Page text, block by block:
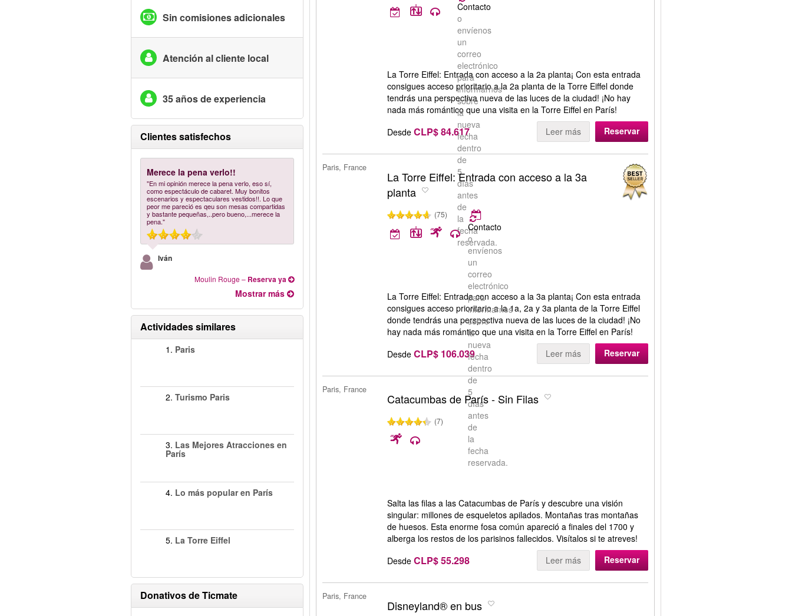
Sin comisiones adicionales
Atención al cliente local
35 años de experiencia
Clientes satisfechos
Merece la pena verlo!!
"En mi opinión merece la pena verlo, eso sí,
como espectáculo de cabaret. Muy bonitos
escenarios y espectaculares vestidos!!. Lo que
peor me pareció es qeu son mesas compartidas
y bastante pequeñas,..pero bueno,...merece la
pena."
Iván
Moulin Rouge– Reserva ya
Mostrar más
Actividades similares
1. Paris
2. Turismo Paris
3. Las Mejores Atracciones en
París
4. Lo más popular en París
5. La Torre Eiffel
Donativos de Ticmate
Contacto
o
envíenos
un
correo
electrónico
para
informarnos
sobre
la
nueva
fecha
dentro
de
5
días
antes
de
la
fecha
reservada.
La Torre Eiffel: Entrada con acceso a la 2a planta¡ Con esta entrada
consigues acceso prioritario a la 2a planta de la Torre Eiffel donde
tendrás una perspectiva nueva de las luces de la ciudad! ¡No hay
nada más romántico que una visita en la Torre Eiffel en París!
Desde CLP$ 84.617 Leer más Reservar
Paris, France
La Torre Eiffel: Entrada con acceso a la 3a
planta
(75)
Contacto
o
envíenos
un
correo
electrónico
para
informarnos
sobre
la
nueva
fecha
dentro
de
5
días
antes
de
la
fecha
reservada.
La Torre Eiffel: Entrada con acceso a la 3a planta¡ Con esta entrada
consigues acceso prioritario a la 1a, 2a y 3a planta de la Torre Eiffel
donde tendrás una perspectiva nueva de las luces de la ciudad! ¡No
hay nada más romántico que una visita en la Torre Eiffel en París!
Desde CLP$ 106.039 Leer más Reservar
Paris, France
Catacumbas de París - Sin Filas
(7)
Salta las filas a las Catacumbas de París y descubre una visión
singular: millones de esqueletos apilados. Montañas tras montañas
de huesos. Esta enorme fosa común apareció a finales del 1700 y
alberga los restos de los parisinos fallecidos. Visítalos si te atreves!
Desde CLP$ 55.298 Leer más Reservar
Paris, France
Disneyland® en bus